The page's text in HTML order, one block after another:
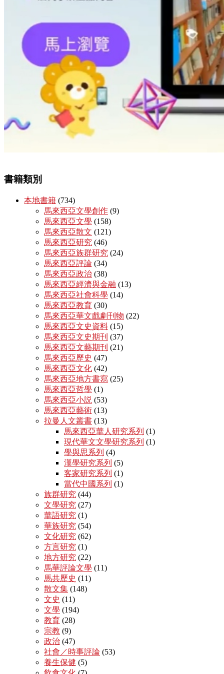
書籍類別
本地書籍 (734)
馬來西亞文學創作 (9)
馬來西亞文學 (158)
馬來西亞散文 (121)
馬來西亞研究 (46)
馬來西亞族群研究 (24)
馬來西亞評論 (34)
馬來西亞政治 (38)
馬來西亞經濟與金融 (13)
馬來西亞社會科學 (14)
馬來西亞教育 (30)
馬來西亞華文戲劇刊物 (22)
馬來西亞文史資料 (15)
馬來西亞文史期刊 (37)
馬來西亞文藝期刊 (21)
馬來西亞歷史 (47)
馬來西亞文化 (42)
馬來西亞地方書寫 (25)
馬來西亞哲學 (1)
馬來西亞小説 (53)
馬來西亞藝術 (13)
拉曼人文叢書 (13)
馬來西亞華人研究系列 (1)
現代華文文學研究系列 (1)
學與思系列 (4)
漢學研究系列 (5)
客家研究系列 (1)
當代中國系列 (1)
族群研究 (44)
文學研究 (27)
華語研究 (1)
華族研究 (54)
文化研究 (62)
方言研究 (1)
地方研究 (22)
馬華評論文學 (11)
馬共歷史 (11)
散文集 (148)
文史 (11)
文學 (194)
教育 (28)
宗教 (9)
政治 (47)
社會／時事評論 (53)
養生保健 (5)